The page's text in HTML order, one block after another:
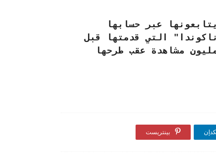
ملايين معجب يتابعونها عبر حسابها
التي قدمتها قبل
4 سنوات أشهر أغنياتها، إذ حققت 871 مليون مشاهدة عقب طرحها
بينتريست